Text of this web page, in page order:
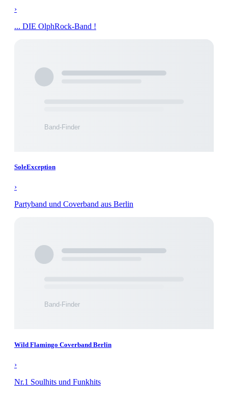
›
... DIE OlphRock-Band !
SoleException
›
Partyband und Coverband aus Berlin
Wild Flamingo Coverband Berlin
›
Nr.1 Soulhits und Funkhits